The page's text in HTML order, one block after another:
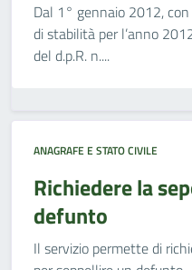
Dal 1° gennaio 2012,
di stabilità per l’anno
del d.p.R. n....
ANAGRAFE E STATO CIVILE
Richiedere la
defunto
Il servizio permette di